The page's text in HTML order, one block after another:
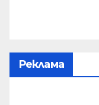
Реклама